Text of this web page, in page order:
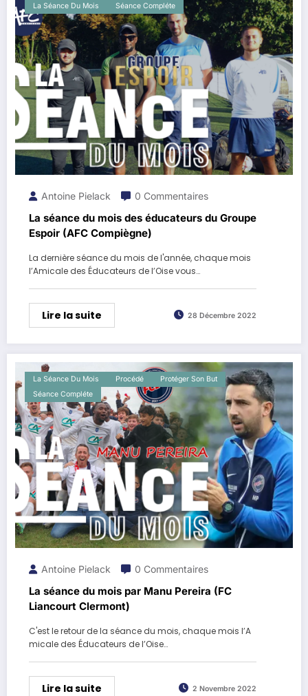
La Séance Du Mois Séance Compléte
Antoine Pielack 0 Commentaires
La séance du mois des éducateurs du Groupe
Espoir (AFC Compiègne)
La dernière séance du mois de l'année, chaque mois
l’Amicale des Éducateurs de l’Oise vous…
Lire la suite 28 Décembre 2022
La Séance Du Mois Procédé
Protéger Son But
Séance Compléte
Antoine Pielack 0 Commentaires
La séance du mois par Manu Pereira (FC
Liancourt Clermont)
C'est le retour de la séance du mois, chaque mois l’A
micale des Éducateurs de l’Oise…
Lire la suite 2 Novembre 2022